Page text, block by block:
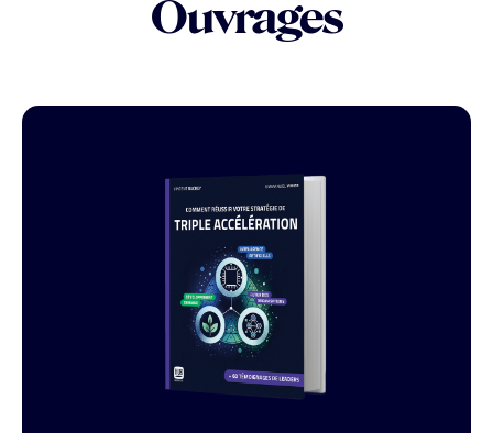
Ouvrages